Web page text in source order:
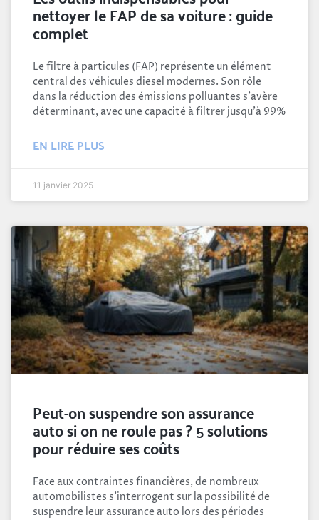
nettoyer le FAP de sa voiture : guide
complet
Le filtre à particules (FAP) représente un élément
central des véhicules diesel modernes. Son rôle
dans la réduction des émissions polluantes s’avère
déterminant, avec une capacité à filtrer jusqu’à 99%
EN LIRE PLUS
11 janvier 2025
Peut-on suspendre son assurance
auto si on ne roule pas ? 5 solutions
pour réduire ses coûts
Face aux contraintes financières, de nombreux
automobilistes s’interrogent sur la possibilité de
suspendre leur assurance auto lors des périodes